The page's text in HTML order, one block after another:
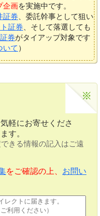
企画を実施中です。
証券 、委託幹事として狙い
証券 、そして落選しても
券がタイアップ対象です
いて ）
軽にお寄せくださ
す。
きる情報の記入はご遠
をご確認の上、 お問い